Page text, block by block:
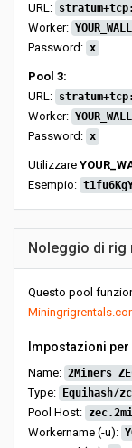
URL:
Worker:
Password: x
Pool 3:
URL:
Worker:
Password: x
Utilizzare
Esempio:
Noleggio di rig
Questo pool
Impostazioni
Name: 2Miners
Type: Equihash/
Pool Host:
Workername (-u):